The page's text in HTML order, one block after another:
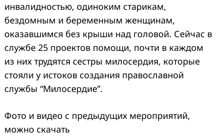
инвалидностью, одиноким старикам,
бездомным и беременным женщинам,
оказавшимся без крыши над головой. Сейчас в
службе 25 проектов помощи, почти в каждом
из них трудятся сестры милосердия, которые
стояли у истоков создания православной
службы “Милосердие”.
Фото и видео с предыдущих мероприятий,
можно скачать